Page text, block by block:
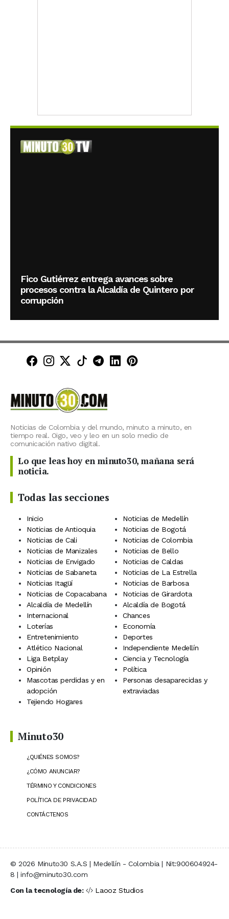
Fico Gutiérrez entrega avances sobre
procesos contra la Alcaldía de Quintero por
corrupción
Minuto30 en Facebook
Minuto30 en Instagram
Minuto30 en X (Twitter)
Minuto30 en TikTok
Canal de Minuto30 en
Minuto30 en LinkedIn
Minuto30 en
Noticias de Colombia y del mundo, minuto a minuto, en
tiempo real. Oigo, veo y leo en un solo medio de
comunicación nativo digital.
Lo que leas hoy en minuto30, mañana será
noticia.
Todas las secciones
Inicio
Noticias de Medellín
Noticias de Antioquia
Noticias de Bogotá
Noticias de Cali
Noticias de Colombia
Noticias de Manizales
Noticias de Bello
Noticias de Envigado
Noticias de Caldas
Noticias de Sabaneta
Noticias de La Estrella
Noticias Itagüí
Noticias de Barbosa
Noticias de Copacabana
Noticias de Girardota
Alcaldía de Medellín
Alcaldía de Bogotá
Internacional
Chances
Loterías
Economía
Entretenimiento
Deportes
Atlético Nacional
Independiente Medellín
Liga Betplay
Ciencia y Tecnología
Opinión
Política
Mascotas perdidas y en
adopción
Personas desaparecidas y
extraviadas
Tejiendo Hogares
Minuto30
¿QUIÉNES SOMOS?
¿CÓMO ANUNCIAR?
TÉRMINO Y CONDICIONES
POLÍTICA DE PRIVACIDAD
CONTÁCTENOS
© 2026 Minuto30 S.A.S | Medellín - Colombia | Nit:900604924-
8 | info@minuto30.com
Con la tecnología de:
Laooz Studios